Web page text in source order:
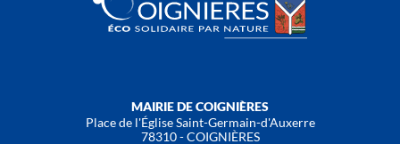
MAIRIE DE COIGNIÈRES
Place de l'Église Saint-Germain-d'Auxerre
78310 - COIGNIÈRES